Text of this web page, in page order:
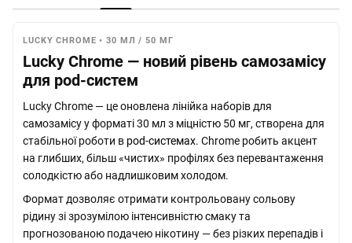
LUCKY CHROME • 30 МЛ / 50 МГ
Lucky Chrome — новий рівень самозамісу
для pod-систем
Lucky Chrome — це оновлена лінійка наборів для
самозамісу у форматі 30 мл з міцністю 50 мг, створена для
стабільної роботи в pod-системах. Chrome робить акцент
на глибших, більш «чистих» профілях без перевантаження
солодкістю або надлишковим холодом.
Формат дозволяє отримати контрольовану сольову
рідину зі зрозумілою інтенсивністю смаку та
прогнозованою подачею нікотину — без різких перепадів і